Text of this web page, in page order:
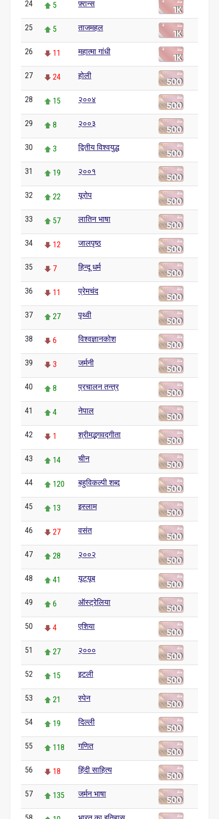
24 5 फ़्रान्स
25 5 ताजमहल
26 11 महात्मा गांधी
27 24 होली
28 15 २००४
29 8 २००३
30 3 द्वितीय विश्वयुद्ध
31 19 २००१
32 22 यूरोप
33 57 लातिन भाषा
34 12 जालपृष्ठ
35 7 हिन्दू धर्म
36 11 प्रेमचंद
37 27 पृथ्वी
38 6 विश्वज्ञानकोश
39 3 जर्मनी
40 8 प्रचालन तन्त्र
41 4 नेपाल
42 1 श्रीमद्भगवद्गीता
43 14 चीन
44 120 बहुविकल्पी शब्द
45 13 इस्लाम
46 27 वसंत
47 28 २००२
48 41 यूट्यूब
49 6 ऑस्ट्रेलिया
50 4 एशिया
51 27 २०००
52 15 इटली
53 21 स्पेन
54 19 दिल्ली
55 118 गणित
56 18 हिंदी साहित्य
57 135 जर्मन भाषा